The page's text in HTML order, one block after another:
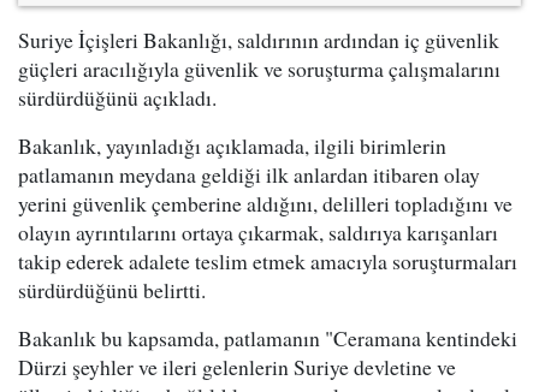
Suriye İçişleri Bakanlığı, saldırının ardından iç güvenlik
güçleri aracılığıyla güvenlik ve soruşturma çalışmalarını
sürdürdüğünü açıkladı.
Bakanlık, yayınladığı açıklamada, ilgili birimlerin
patlamanın meydana geldiği ilk anlardan itibaren olay
yerini güvenlik çemberine aldığını, delilleri topladığını ve
olayın ayrıntılarını ortaya çıkarmak, saldırıya karışanları
takip ederek adalete teslim etmek amacıyla soruşturmaları
sürdürdüğünü belirtti.
Bakanlık bu kapsamda, patlamanın "Ceramana kentindeki
Dürzi şeyhler ve ileri gelenlerin Suriye devletine ve